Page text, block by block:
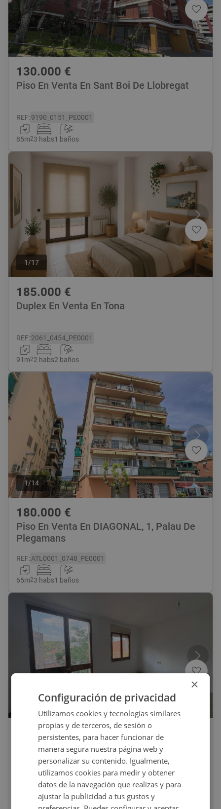
130.000 €
Piso En Venta En Sant Boi De Llobregat
REF:9190_0151_PE0001
85m23 habs1 baños
1 /17
185.000 €
Duplex En Venta En Tona
REF:2061_0454_PE0001
91 m22 habs2 baños
1/14
180.000 €
Piso En Venta En DIAGONAL, 1, Palau De
Plegamans
REF:ATL0001_0748_PE0001
65m23 habs1 baños
95.000€
Piso En Venta En Igualada
3 habs1 baños
×
Configuración de privacidad
Utilizamos cookies y tecnologías similares
propias y de terceros, de sesión o
persistentes, para hacer funcionar de
manera segura nuestra página web y
personalizar su contenido. Igualmente,
utilizamos cookies para medir y obtener
datos de la navegación que realizas y para
ajustar la publicidad a tus gustos y